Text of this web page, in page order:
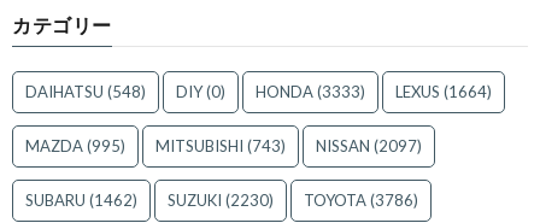
カテゴリー
DAIHATSU (548) DIY(0) HONDA(3333) LEXUS (1664)
MAZDA(995) MITSUBISHI (743) NISSAN (2097)
SUBARU (1462) SUZUKI (2230) TOYOTA(3786)